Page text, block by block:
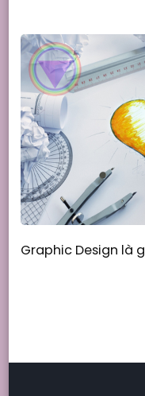
Graphic Design là